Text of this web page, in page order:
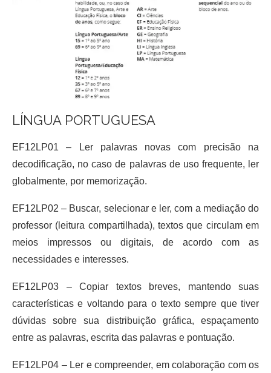
LÍNGUA PORTUGUESA
EF12LP01 – Ler palavras novas com precisão na
decodificação, no caso de palavras de uso frequente, ler
globalmente, por memorização.
EF12LP02 – Buscar, selecionar e ler, com a mediação do
professor (leitura compartilhada), textos que circulam em
meios impressos ou digitais, de acordo com as
necessidades e interesses.
EF12LP03 – Copiar textos breves, mantendo suas
características e voltando para o texto sempre que tiver
dúvidas sobre sua distribuição gráfica, espaçamento
entre as palavras, escrita das palavras e pontuação.
EF12LP04 – Ler e compreender, em colaboração com os